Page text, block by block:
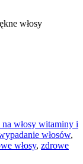
włosy
na włosy witaminy i
włosów,
włosy, zdrowe